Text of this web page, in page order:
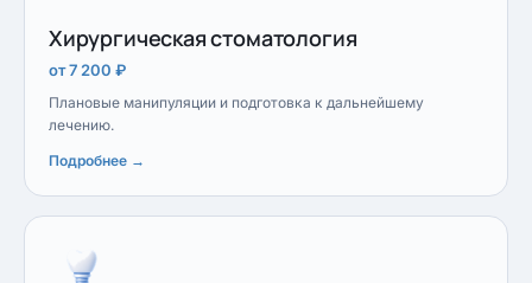
Хирургическая стоматология
от 7 200 ₽
Плановые манипуляции и подготовка к дальнейшему
лечению.
Подробнее →